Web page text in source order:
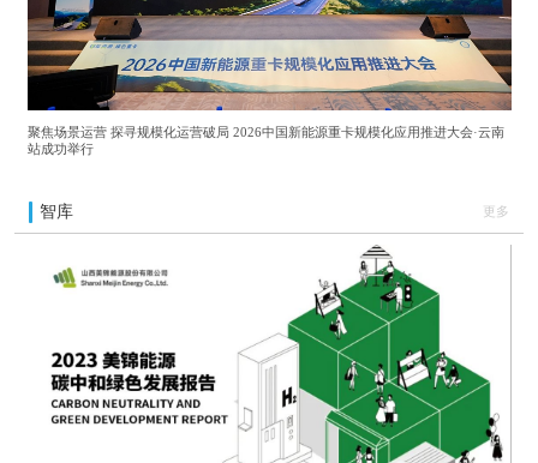
聚焦场景运营 探寻规模化运营破局 2026中国新能源重卡规模化应用推进大会·云南
站成功举行
智库 更多